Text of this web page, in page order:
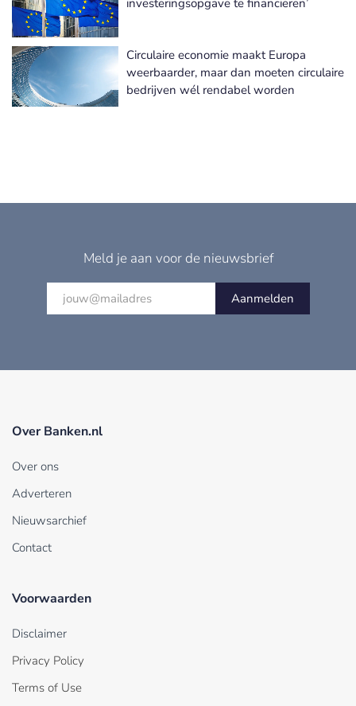
Circulaire economie maakt Europa
weerbaarder, maar dan moeten circulaire
bedrijven wél rendabel worden
Meld je aan voor de nieuwsbrief
Aanmelden
Over Banken.nl
Over ons
Adverteren
Nieuwsarchief
Contact
Voorwaarden
Disclaimer
Privacy Policy
Terms of Use